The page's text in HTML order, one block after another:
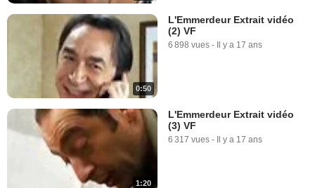
0:50
L'Emmerdeur Extrait vidéo
(2) VF
6 898 vues - Il y a 17 ans
1:20
L'Emmerdeur Extrait vidéo
(3) VF
6 317 vues - Il y a 17 ans